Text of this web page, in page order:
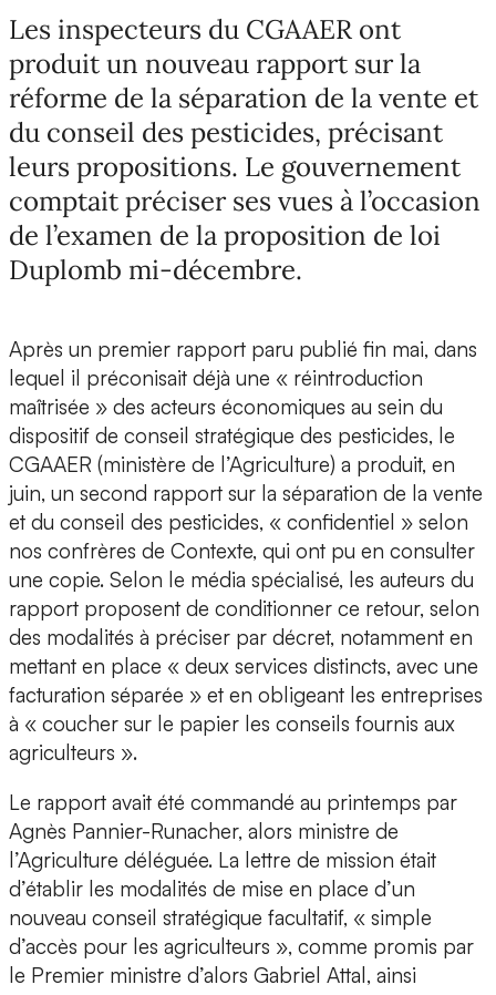
Les inspecteurs du CGAAER ont
produit un nouveau rapport sur la
réforme de la séparation de la vente et
du conseil des pesticides, précisant
leurs propositions. Le gouvernement
comptait préciser ses vues à l’occasion
de l’examen de la proposition de loi
Duplomb mi-décembre.
Après un premier rapport paru publié fin mai, dans
lequel il préconisait déjà une « réintroduction
maîtrisée » des acteurs économiques au sein du
dispositif de conseil stratégique des pesticides, le
CGAAER (ministère de l’Agriculture) a produit, en
juin, un second rapport sur la séparation de la vente
et du conseil des pesticides, « confidentiel » selon
nos confrères de Contexte, qui ont pu en consulter
une copie. Selon le média spécialisé, les auteurs du
rapport proposent de conditionner ce retour, selon
des modalités à préciser par décret, notamment en
mettant en place « deux services distincts, avec une
facturation séparée » et en obligeant les entreprises
à « coucher sur le papier les conseils fournis aux
agriculteurs ».
Le rapport avait été commandé au printemps par
Agnès Pannier-Runacher, alors ministre de
l’Agriculture déléguée. La lettre de mission était
d’établir les modalités de mise en place d’un
nouveau conseil stratégique facultatif, « simple
d’accès pour les agriculteurs », comme promis par
le Premier ministre d’alors Gabriel Attal, ainsi